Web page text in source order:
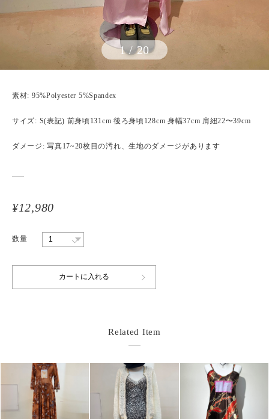
1/20
素材: 95%Polyester 5%Spandex
サイズ: S(表記) 前身頃131cm 後ろ身頃128cm 身幅37cm 肩紐22〜39cm
ダメージ: 写真17~20枚目の汚れ、生地のダメージがあります
¥12,980
数量
Related Item